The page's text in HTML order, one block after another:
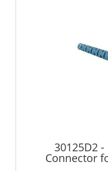
30125D2 -
Connector